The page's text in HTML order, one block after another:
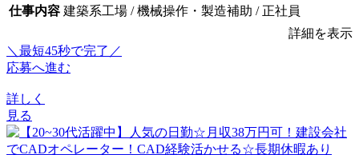
仕事内容 建築系工場 / 機械操作・製造補助 / 正社員
詳細を表示
＼最短45秒で完了／
応募へ進む
詳しく
見る